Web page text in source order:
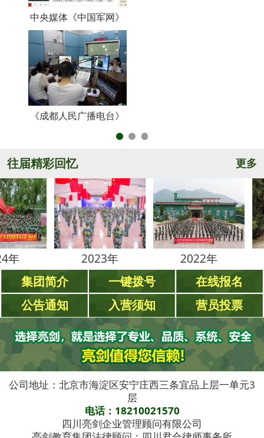
中央媒体《中国军网》
《成都人民广播电台》
往届精彩回忆 更多
2023年 2022年
集团简介 一键拨号
在线报名
公告通知
入营须知 营员投票
公司地址：北京市海淀区安宁庄西三条宜品上层一单元3
层
电话：18210021570
四川亮剑企业管理顾问有限公司